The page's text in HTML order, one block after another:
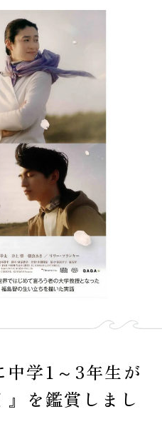
用情報資料請求新着情報
護方針サイトマップENGLISH
学1～3年生が
』を鑑賞しまし